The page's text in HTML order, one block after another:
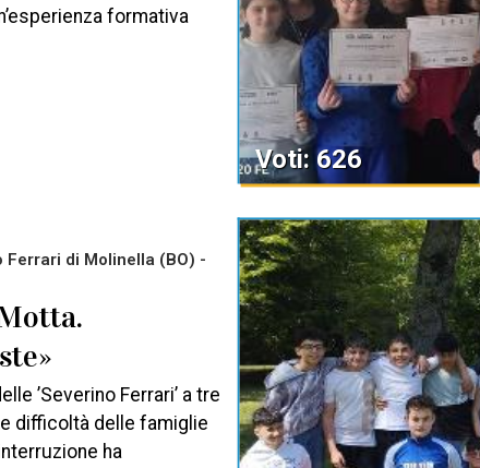
formativa
Voti: 626
Ferrari di Molinella (BO) -
’Severino Ferrari’ a tre
difficoltà delle famiglie
ha